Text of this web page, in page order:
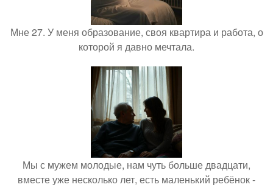
Мне 27. У меня образование, своя квартира и работа, о
которой я давно мечтала.
Мы с мужем молодые, нам чуть больше двадцати,
вместе уже несколько лет, есть маленький ребёнок -